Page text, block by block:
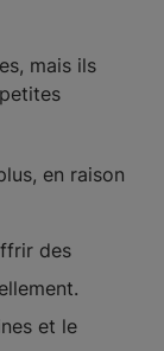
mais ils
en raison
des
et le